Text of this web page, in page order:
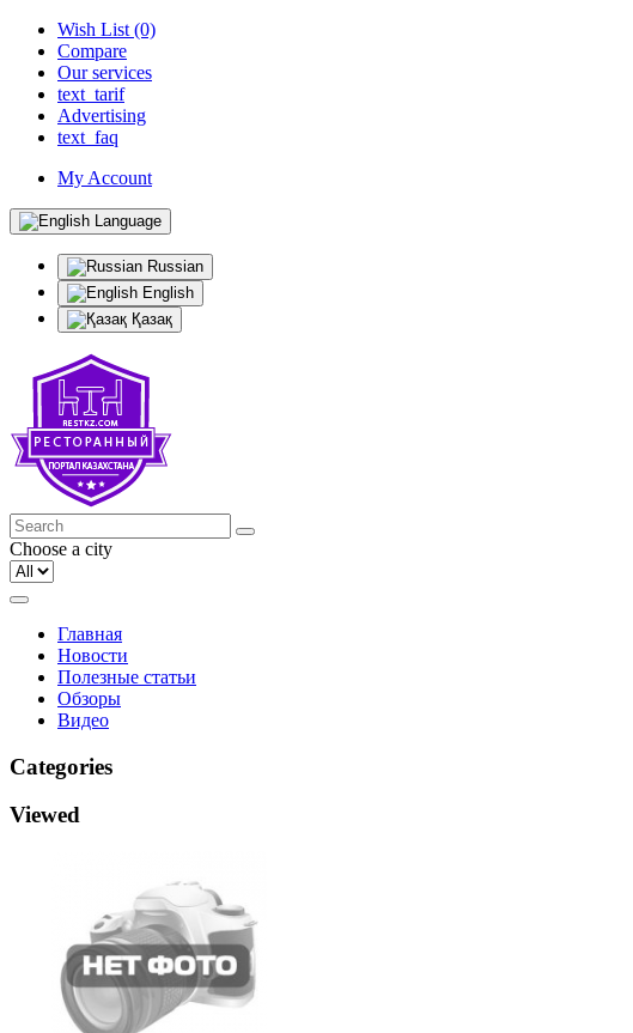
Wish List (0)
Compare
Our services
text_tarif
Advertising
text_faq
My Account
Language
Russian
English
Қазақ
Choose a city
Главная
Новости
Полезные статьи
Обзоры
Видео
Categories
Viewed